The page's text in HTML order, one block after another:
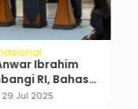
Ibrahim
RI, Bahas
dan Kerja
29 Jul 2025